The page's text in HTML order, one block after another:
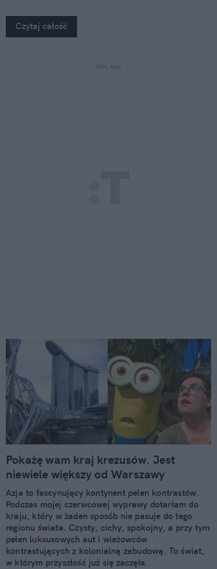
na własne oczy zobaczyć, jak profesjonaliści radzą
sobie z takimi uszkodzeniami.
Czytaj całość
REKLAMA
Pokażę wam kraj krezusów. Jest
niewiele większy od Warszawy
Azja to fascynujący kontynent pełen kontrastów.
Podczas mojej czerwcowej wyprawy dotarłam do
kraju, który w żaden sposób nie pasuje do tego
regionu świata. Czysty, cichy, spokojny, a przy tym
pełen luksusowych aut i wieżowców
kontrastujących z kolonialną zabudową. To świat,
w którym przyszłość już się zaczęła.